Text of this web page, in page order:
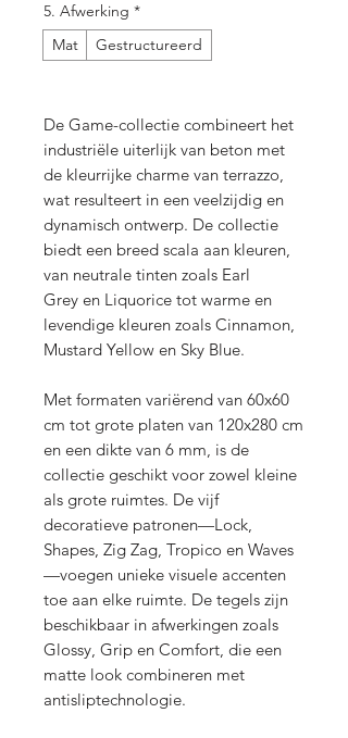
5. Afwerking *
Mat
Gestructureerd
De Game-collectie combineert het
industriële uiterlijk van beton met
de kleurrijke charme van terrazzo,
wat resulteert in een veelzijdig en
dynamisch ontwerp. De collectie
biedt een breed scala aan kleuren,
van neutrale tinten zoals Earl
Grey en Liquorice tot warme en
levendige kleuren zoals Cinnamon,
Mustard Yellow en Sky Blue.
Met formaten variërend van 60x60
cm tot grote platen van 120x280 cm
en een dikte van 6 mm, is de
collectie geschikt voor zowel kleine
als grote ruimtes. De vijf
decoratieve patronen—Lock,
Shapes, Zig Zag, Tropico en Waves
—voegen unieke visuele accenten
toe aan elke ruimte. De tegels zijn
beschikbaar in afwerkingen zoals
Glossy, Grip en Comfort, die een
matte look combineren met
antisliptechnologie.